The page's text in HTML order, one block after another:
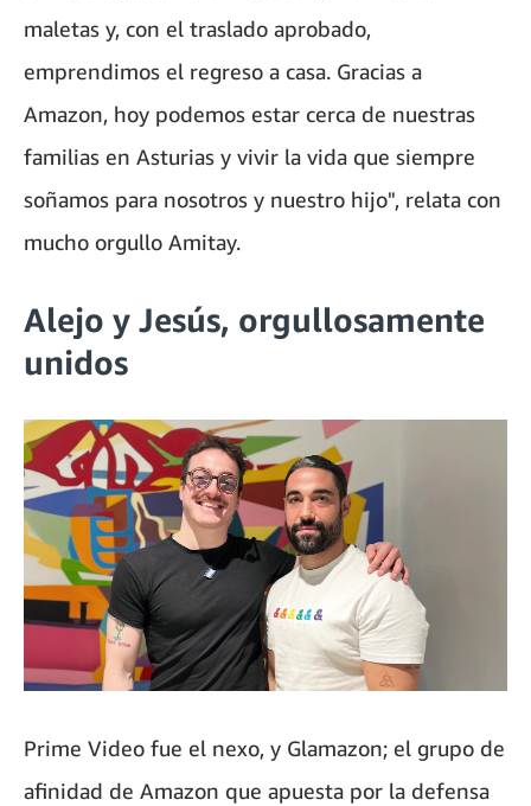
maletas y, con el traslado aprobado,
emprendimos el regreso a casa. Gracias a
Amazon, hoy podemos estar cerca de nuestras
familias en Asturias y vivir la vida que siempre
soñamos para nosotros y nuestro hijo", relata con
mucho orgullo Amitay.
Alejo y Jesús, orgullosamente
unidos
Prime Video fue el nexo, y Glamazon; el grupo de
afinidad de Amazon que apuesta por la defensa